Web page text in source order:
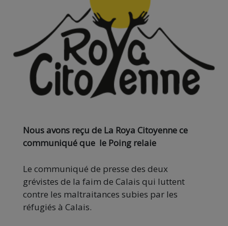
Nous avons reçu de La Roya Citoyenne ce
communiqué que le Poing relaie
Le communiqué de presse des deux
grévistes de la faim de Calais qui luttent
contre les maltraitances subies par les
réfugiés à Calais.